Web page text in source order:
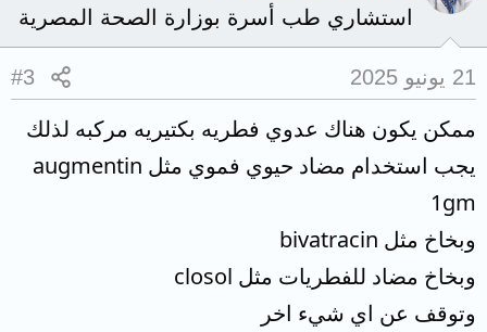
استشاري طب أسرة بوزارة الصحة المصرية
21 يونيو 2025 #3
ممكن يكون هناك عدوي فطريه بكتيريه مركبه لذلك
يجب استخدام مضاد حيوي فموي مثل augmentin
1gm
وبخاخ مثل bivatracin
وبخاخ مضاد للفطريات مثل closol
وتوقف عن اي شيء اخر